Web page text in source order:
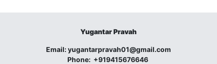
Yugantar Pravah
Email:yugantarpravah01@gmail.com
Phone: +919415676646